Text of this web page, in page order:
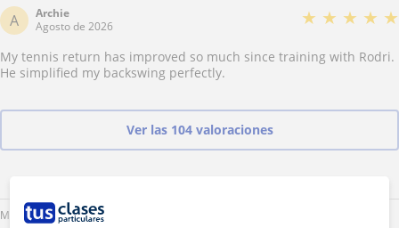
A
Archie
Agosto de 2026
★ ★ ★ ★ ★
My tennis return has improved so much since training with Rodri.
He simplified my backswing perfectly.
Ver las 104 valoraciones
Mañana